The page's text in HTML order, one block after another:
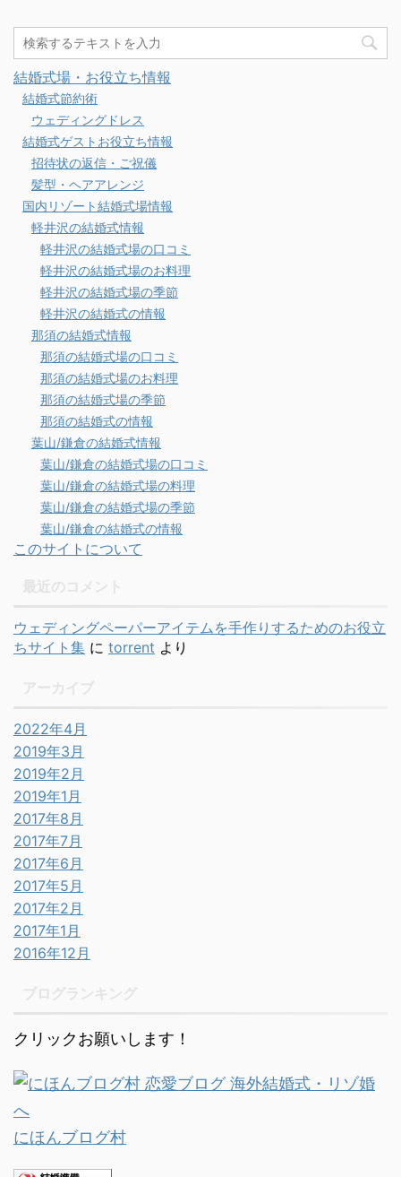
結婚式場・お役立ち情報
結婚式節約術
ウェディングドレス
結婚式ゲストお役立ち情報
招待状の返信・ご祝儀
髪型・ヘアアレンジ
国内リゾート結婚式場情報
軽井沢の結婚式情報
軽井沢の結婚式場の口コミ
軽井沢の結婚式場のお料理
軽井沢の結婚式場の季節
軽井沢の結婚式の情報
那須の結婚式情報
那須の結婚式場の口コミ
那須の結婚式場のお料理
那須の結婚式場の季節
那須の結婚式の情報
葉山/鎌倉の結婚式情報
葉山/鎌倉の結婚式場の口コミ
葉山/鎌倉の結婚式場の料理
葉山/鎌倉の結婚式場の季節
葉山/鎌倉の結婚式の情報
このサイトについて
ウェディングペーパーアイテムを手作りするためのお役立
ちサイト集 に torrent より
2022年4月
2019年3月
2019年2月
2019年1月
2017年8月
2017年7月
2017年6月
2017年5月
2017年2月
2017年1月
2016年12月
クリックお願いします！
にほんブログ村